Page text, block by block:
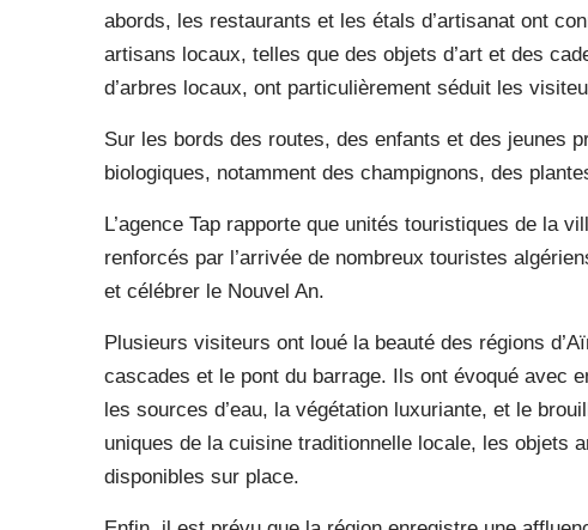
abords, les restaurants et les étals d’artisanat ont
artisans locaux, telles que des objets d’art et des
d’arbres locaux, ont particulièrement séduit les
Sur les bords des routes, des enfants et des jeunes
biologiques, notamment des champignons, des
L’agence Tap rapporte que unités touristiques de la
renforcés par l’arrivée de nombreux touristes
et célébrer le Nouvel An.
Plusieurs visiteurs ont loué la beauté des régions
cascades et le pont du barrage. Ils ont évoqué avec
les sources d’eau, la végétation luxuriante, et le
uniques de la cuisine traditionnelle locale, les objets
disponibles sur place.